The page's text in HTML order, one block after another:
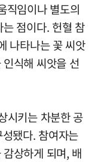
직임이나 별도의
점이다. 헌혈 참
나타나는 꽃 씨앗
식해 씨앗을 선
시키는 차분한 공
됐다. 참여자는
상하게 되며, 배